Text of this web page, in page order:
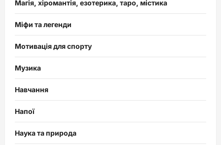
Магія, хіромантія, езотерика, таро, містика
Міфи та легенди
Мотивація для спорту
Музика
Навчання
Напої
Наука та природа